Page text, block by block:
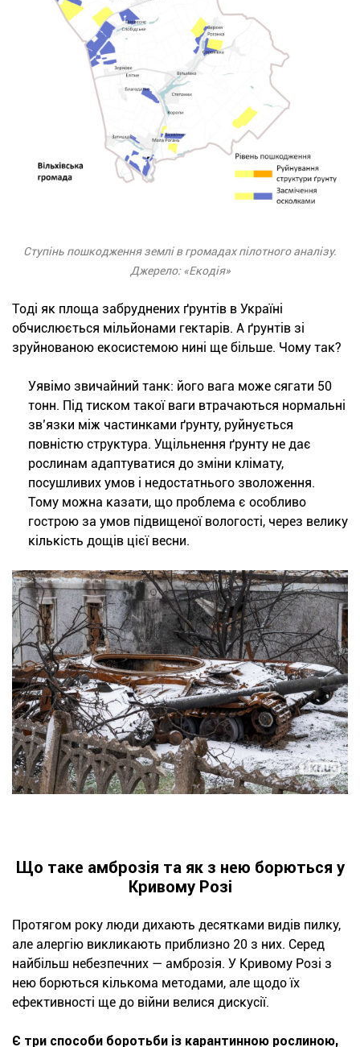
Ступінь пошкодження землі в громадах пілотного аналізу.
Джерело: «Екодія»
Тоді як площа забруднених ґрунтів в Україні
обчислюється мільйонами гектарів. А ґрунтів зі
зруйнованою екосистемою нині ще більше. Чому так?
Уявімо звичайний танк: його вага може сягати 50
тонн. Під тиском такої ваги втрачаються нормальні
зв’язки між частинками ґрунту, руйнується
повністю структура. Ущільнення ґрунту не дає
рослинам адаптуватися до зміни клімату,
посушливих умов і недостатнього зволоження.
Тому можна казати, що проблема є особливо
гострою за умов підвищеної вологості, через велику
кількість дощів цієї весни.
Що таке амброзія та як з нею борються у
Кривому Розі
Протягом року люди дихають десятками видів пилку,
але алергію викликають приблизно 20 з них. Серед
найбільш небезпечних — амброзія. У Кривому Розі з
нею борються кількома методами, але щодо їх
ефективності ще до війни велися дискусії.
Є три способи боротьби із карантинною рослиною,